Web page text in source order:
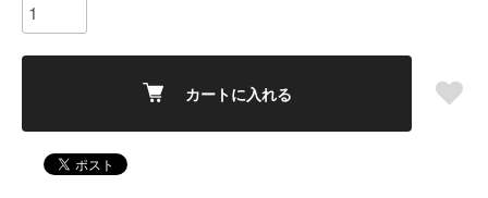
カートに入れる